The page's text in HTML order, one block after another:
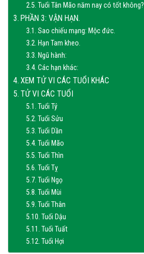
Tuổi Tân Mão năm nay có tốt không?
PHẦN 3: VẬN HẠN.
Sao chiếu mạng: Mộc đức.
Hạn Tam kheo.
Ngũ hành:
Các hạn khác:
XEM TỬ VI CÁC TUỔI KHÁC
TỬ VI CÁC TUỔI
Tuổi Tý
Tuổi Sửu
Tuổi Dần
Tuổi Mão
Tuổi Thìn
Tuổi Tỵ
Tuổi Ngọ
Tuổi Mùi
Tuổi Thân
Tuổi Dậu
Tuổi Tuất
Tuổi Hợi